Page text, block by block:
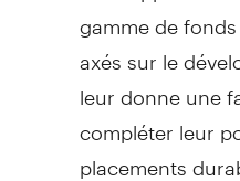
gamme de
axés sur le
leur donne une
compléter leur
placements